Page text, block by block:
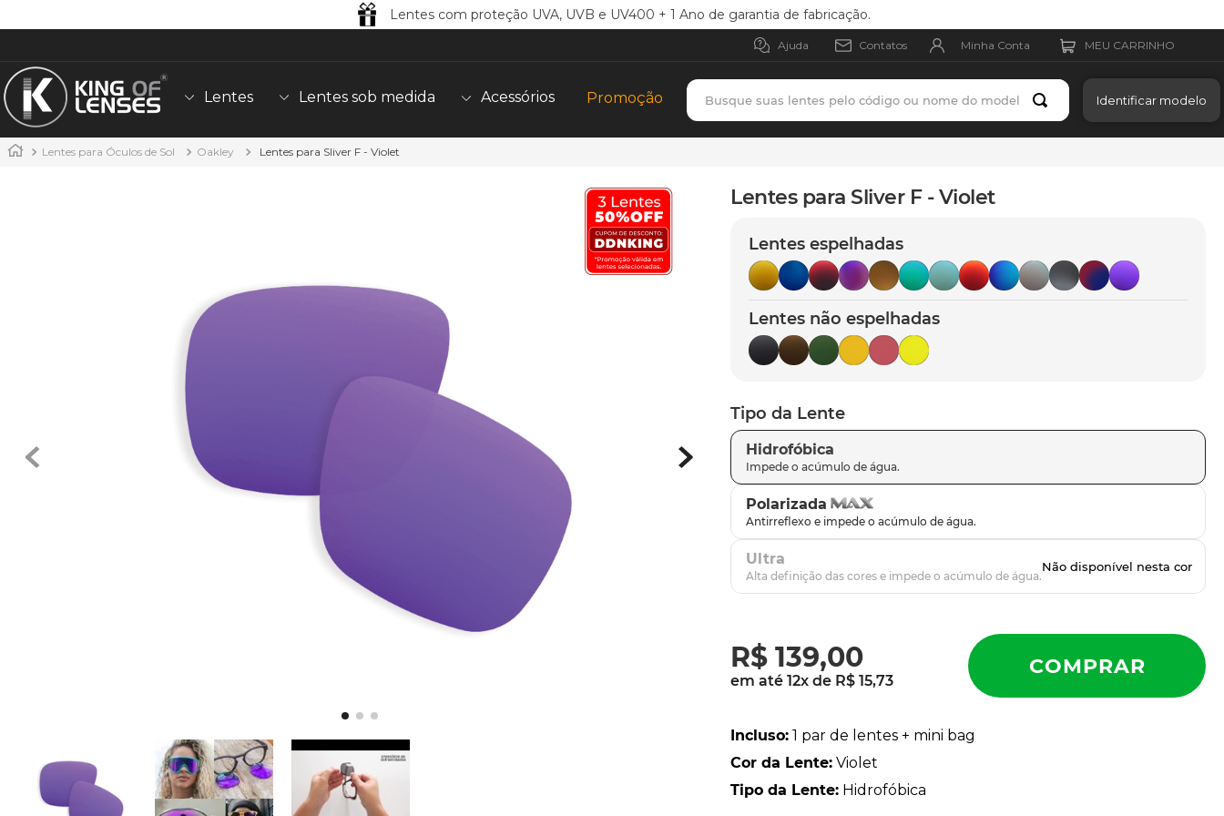
Lentes com proteção UVA, UVB e UV400 + 1 Ano de garantia de fabricação.
Ajuda Contatos Minha Conta
Lentes Lentes sob medida Acessórios Promoção
Busque suas lentes pelo código ou nome do modelo
Identificar modelo
Lentes para Óculos de Sol Oakley Lentes para Sliver F - Violet
Lentes para Sliver F - Violet
Lentes espelhadas
Lentes não espelhadas
Tipo da Lente
Hidrofóbica
Polarizada
Ultra
R$ 139,00
em até12x de R$ 15,73
Incluso: 1 par de lentes + mini bag
Cor da Lente: Violet
Tipo da Lente: Hidrofóbica
8
parafusos
gascan